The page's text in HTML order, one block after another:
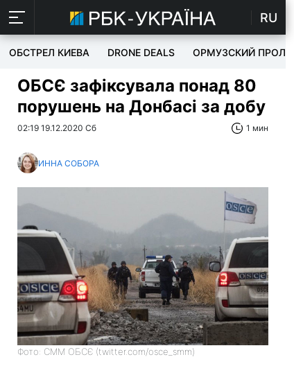
RU
ОБСТРЕЛ КИЕВА DRONE DEALS ОРМУЗСКИЙ ПРОЛИВ
ОБСЄ зафіксувала понад 80
порушень на Донбасі за добу
02:19 19.12.2020 Сб 1 мин
ИННА СОБОРА
Фото: СММ ОБСЄ (twitter.com/osce_smm)